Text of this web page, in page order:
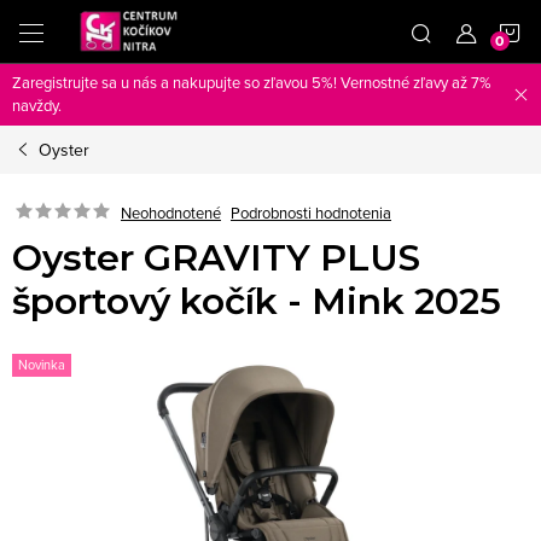
obsah
Zaregistrujte sa u nás a nakupujte so zľavou 5%! Vernostné zľavy až 7%
navždy.
Oyster
Neohodnotené Podrobnosti hodnotenia
Oyster GRAVITY PLUS
športový kočík - Mink 2025
Novinka